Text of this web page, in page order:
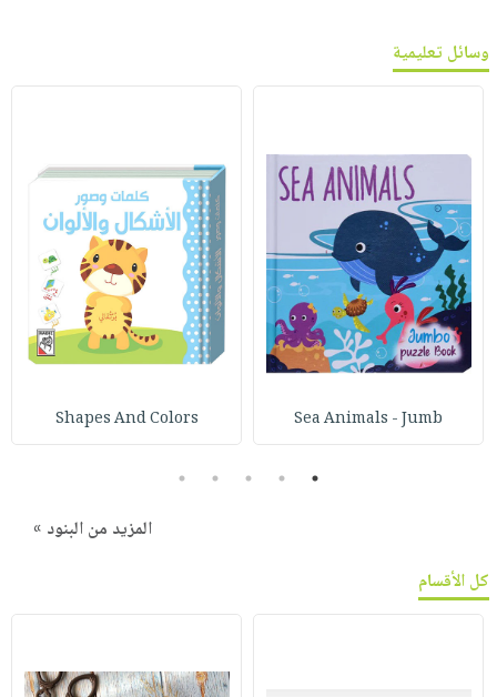
وسائل تعليمية
Sea Animals - Jumb
Shapes And Colors
1
2
3
4
5
المزيد من البنود »
كل الأقسام